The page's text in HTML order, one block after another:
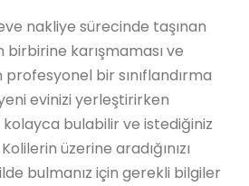
nakliye sürecinde taşınan
birbirine karışmaması ve
bir sınıflandırma
evinizi yerleştirirken
kolayca bulabilir ve istediğiniz
üzerine aradığınızı
bulmanız için gerekli bilgiler